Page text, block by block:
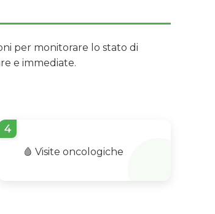
per monitorare lo stato di
e immediate.
4
🩸 Visite oncologiche